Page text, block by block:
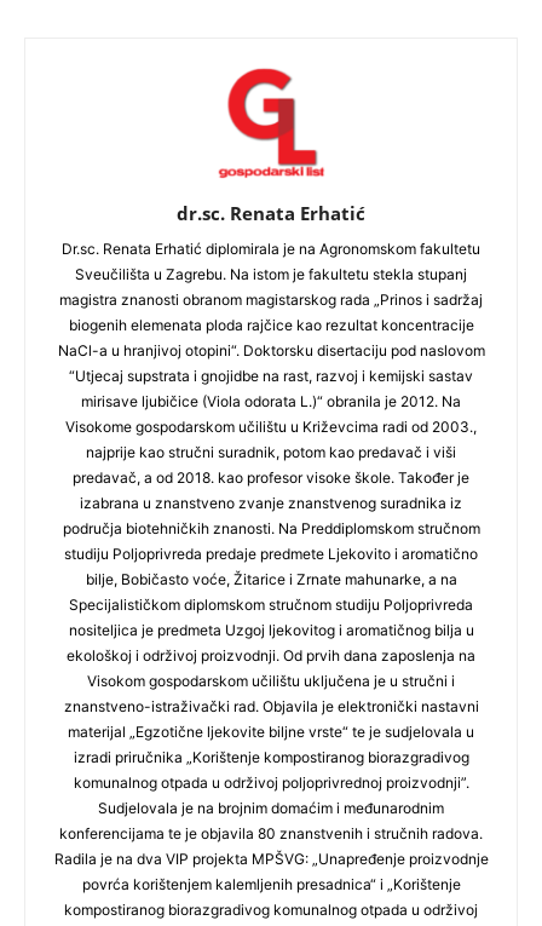
dr.sc. Renata Erhatić
Dr.sc. Renata Erhatić diplomirala je na Agronomskom fakultetu
Sveučilišta u Zagrebu. Na istom je fakultetu stekla stupanj
magistra znanosti obranom magistarskog rada „Prinos i sadržaj
biogenih elemenata ploda rajčice kao rezultat koncentracije
NaCl-a u hranjivoj otopini“. Doktorsku disertaciju pod naslovom
“Utjecaj supstrata i gnojidbe na rast, razvoj i kemijski sastav
mirisave ljubičice (Viola odorata L.)“ obranila je 2012. Na
Visokome gospodarskom učilištu u Križevcima radi od 2003.,
najprije kao stručni suradnik, potom kao predavač i viši
predavač, a od 2018. kao profesor visoke škole. Također je
izabrana u znanstveno zvanje znanstvenog suradnika iz
područja biotehničkih znanosti. Na Preddiplomskom stručnom
studiju Poljoprivreda predaje predmete Ljekovito i aromatično
bilje, Bobičasto voće, Žitarice i Zrnate mahunarke, a na
Specijalističkom diplomskom stručnom studiju Poljoprivreda
nositeljica je predmeta Uzgoj ljekovitog i aromatičnog bilja u
ekološkoj i održivoj proizvodnji. Od prvih dana zaposlenja na
Visokom gospodarskom učilištu uključena je u stručni i
znanstveno-istraživački rad. Objavila je elektronički nastavni
materijal „Egzotične ljekovite biljne vrste“ te je sudjelovala u
izradi priručnika „Korištenje kompostiranog biorazgradivog
komunalnog otpada u održivoj poljoprivrednoj proizvodnji”.
Sudjelovala je na brojnim domaćim i međunarodnim
konferencijama te je objavila 80 znanstvenih i stručnih radova.
Radila je na dva VIP projekta MPŠVG: „Unapređenje proizvodnje
povrća korištenjem kalemljenih presadnica“ i „Korištenje
kompostiranog biorazgradivog komunalnog otpada u održivoj